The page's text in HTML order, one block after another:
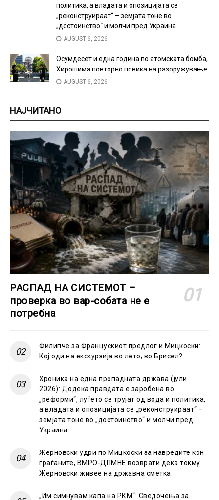
политика, а владата и опозицијата се
„реконструираат“ – земјата тоне во
„достоинство“ и молчи пред Украина
AUGUST 6, 2026
Осумдесет и една година по атомската бомба,
Хирошима повторно повика на разоружување
AUGUST 6, 2026
НАЈЧИТАНО
РАСПАД НА СИСТЕМОТ –
проверка во вар-собата не е
потребна
Филипче за Францускиот предлог и Мицкоски:
Кој оди на екскурзија во лето, во Брисел?
Хроника на една пропадната држава (јули
2026): Додека правдата е заробена во
„реформи“, луѓето се трујат од вода и политика,
а владата и опозицијата се „реконструираат“ –
земјата тоне во „достоинство“ и молчи пред
Украина
Жерновски удри по Мицкоски за навредите кон
граѓаните, ВМРО-ДПМНЕ возврати дека токму
Жерновски живее на државна сметка
„Им симнувам капа на РКМ“: Сведочења за